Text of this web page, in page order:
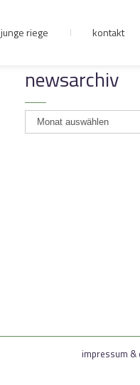
junge riege kontakt
newsarchiv
newsarchiv
impressum &